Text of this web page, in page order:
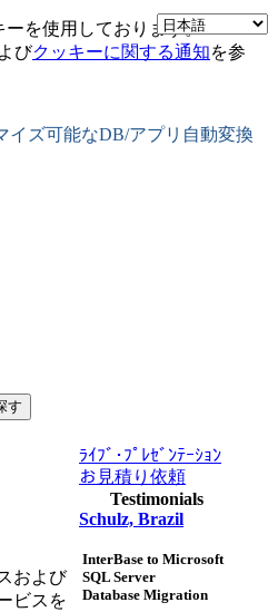
ーを使用しております。
びクッキーに関する通知を参
イズ可能なDB/アプリ自動変換
および
ビスを
ﾗｲﾌﾞ･ﾌﾟﾚｾﾞﾝﾃｰｼｮﾝ
お見積り依頼
Testimonials
Schulz, Brazil
InterBase to Microsoft
SQL Server
Database Migration